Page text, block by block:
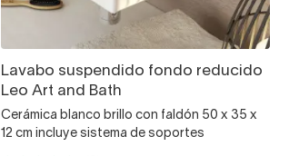
Lavabo suspendido fondo reducido
Leo Art and Bath
Cerámica blanco brillo con faldón 50 x 35 x
12 cm incluye sistema de soportes